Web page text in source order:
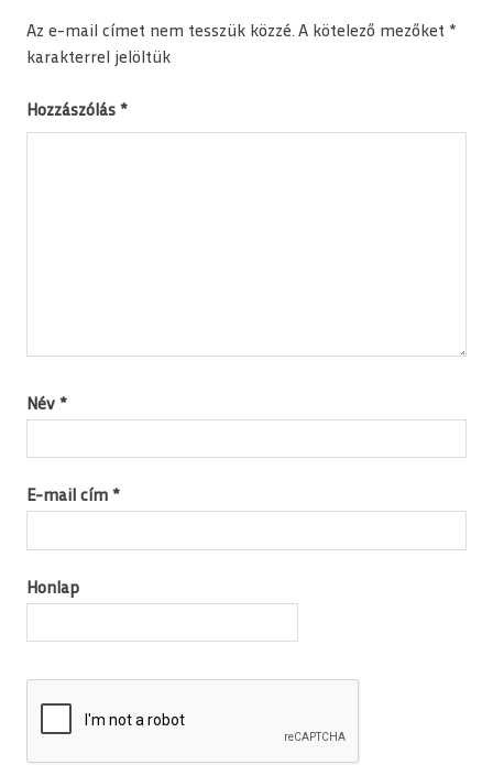
Az e-mail címet nem tesszük közzé. A kötelező mezőket *
karakterrel jelöltük
Hozzászólás *
Név *
E-mail cím *
Honlap